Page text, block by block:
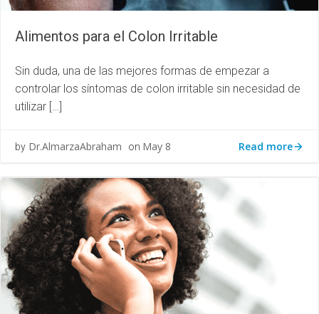
Alimentos para el Colon Irritable
Sin duda, una de las mejores formas de empezar a
controlar los síntomas de colon irritable sin necesidad de
utilizar […]
by Dr.AlmarzaAbraham on May 8 Read more